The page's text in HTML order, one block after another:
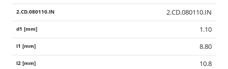
2.CD.080110.IN
1.10
8.80
10.8